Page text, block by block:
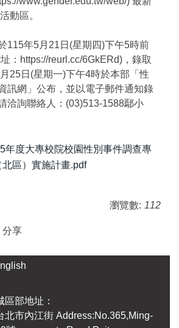
動區。
115年5月21日(星期四)下午5時前
：https://reurl.cc/6GkERd)，錄取
25日(星期一)下午4時於本部「性
訊網」公布，並以電子郵件通知錄
洽詢聯絡人：(03)513-1588鄢小
年度大專校院校園性別事件調查專
區）實施計畫.pdf
瀏覽數: 112
分享
區部地址：
北市內江街 Address:No.365,Ming-